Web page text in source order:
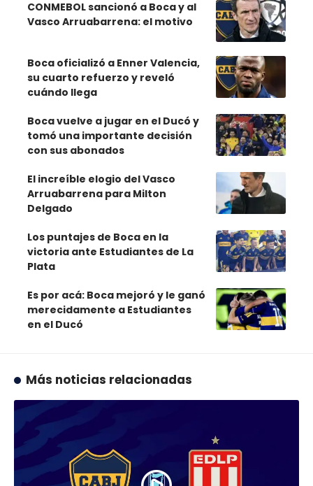
CONMEBOL sancionó a Boca y al
Vasco Arruabarrena: el motivo
Boca oficializó a Enner Valencia,
su cuarto refuerzo y reveló
cuándo llega
Boca vuelve a jugar en el Ducó y
tomó una importante decisión
con sus abonados
El increíble elogio del Vasco
Arruabarrena para Milton
Delgado
Los puntajes de Boca en la
victoria ante Estudiantes de La
Plata
Es por acá: Boca mejoró y le ganó
merecidamente a Estudiantes
en el Ducó
Más noticias relacionadas